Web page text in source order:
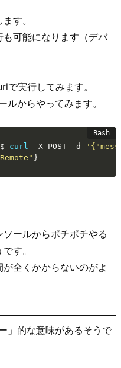
す。
可能になります（デバ
で実行してみます。
からやってみます。
curl -X POST -d
}
ールからポチポチやる
す。
全くかからないのがよ
」的な意味があるそうで